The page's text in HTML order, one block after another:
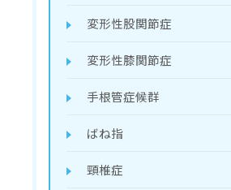
変形性股関節症
変形性膝関節症
手根管症候群
ばね指
頸椎症